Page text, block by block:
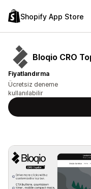
Shopify App Store
Bloqio CRO
Fiyatlandırma
Ücretsiz deneme
kullanılabilir